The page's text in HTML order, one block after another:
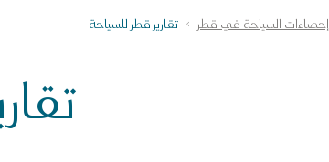
إحصاءات السياحة في قطر تقارير قطر للسياحة